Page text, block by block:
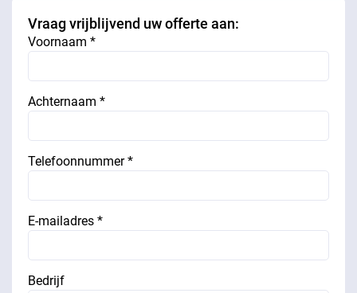
Vraag vrijblijvend uw offerte aan:
Voornaam *
Achternaam *
Telefoonnummer *
E-mailadres *
Bedrijf